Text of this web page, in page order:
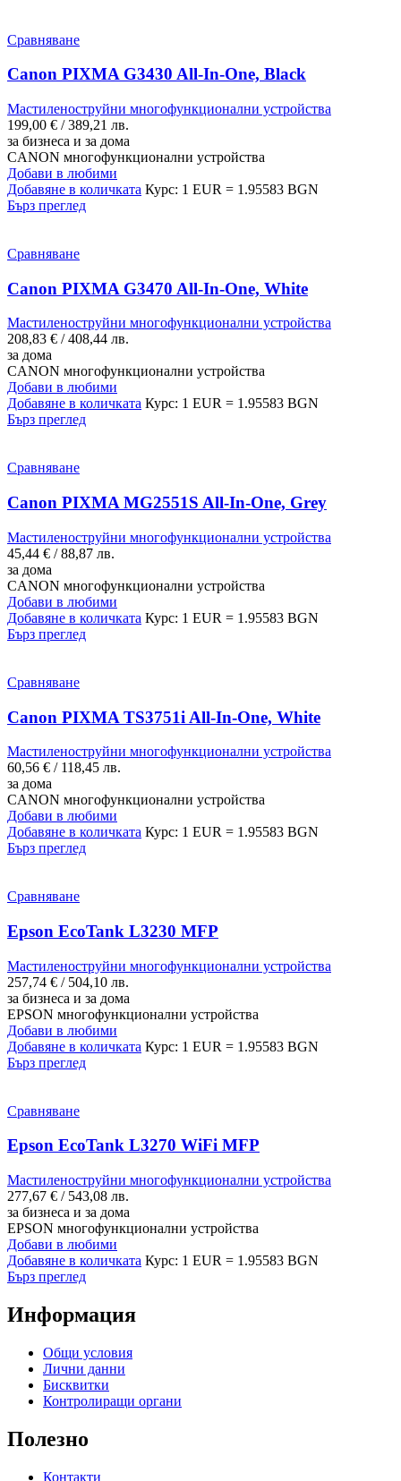
Сравняване
Canon PIXMA G3430 All-In-One, Black
Мастиленоструйни многофункционални устройства
199,00 € / 389,21 лв.
за бизнеса и за дома
CANON многофункционални устройства
Добави в любими
Добавяне в количката Курс: 1 EUR = 1.95583 BGN
Бърз преглед
Сравняване
Canon PIXMA G3470 All-In-One, White
Мастиленоструйни многофункционални устройства
208,83 € / 408,44 лв.
за дома
CANON многофункционални устройства
Добави в любими
Добавяне в количката Курс: 1 EUR = 1.95583 BGN
Бърз преглед
Сравняване
Canon PIXMA MG2551S All-In-One, Grey
Мастиленоструйни многофункционални устройства
45,44 € / 88,87 лв.
за дома
CANON многофункционални устройства
Добави в любими
Добавяне в количката Курс: 1 EUR = 1.95583 BGN
Бърз преглед
Сравняване
Canon PIXMA TS3751i All-In-One, White
Мастиленоструйни многофункционални устройства
60,56 € / 118,45 лв.
за дома
CANON многофункционални устройства
Добави в любими
Добавяне в количката Курс: 1 EUR = 1.95583 BGN
Бърз преглед
Сравняване
Epson EcoTank L3230 MFP
Мастиленоструйни многофункционални устройства
257,74 € / 504,10 лв.
за бизнеса и за дома
EPSON многофункционални устройства
Добави в любими
Добавяне в количката Курс: 1 EUR = 1.95583 BGN
Бърз преглед
Сравняване
Epson EcoTank L3270 WiFi MFP
Мастиленоструйни многофункционални устройства
277,67 € / 543,08 лв.
за бизнеса и за дома
EPSON многофункционални устройства
Добави в любими
Добавяне в количката Курс: 1 EUR = 1.95583 BGN
Бърз преглед
Информация
Общи условия
Лични данни
Бисквитки
Контролиращи органи
Полезно
Контакти